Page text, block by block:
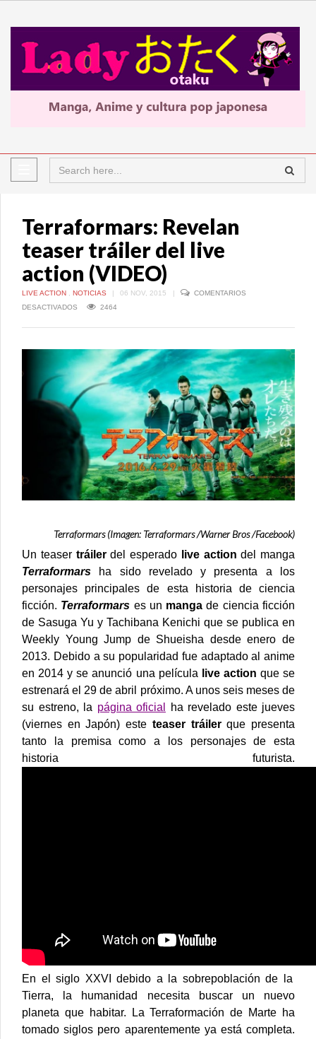
Terraformars: Revelan
teaser tráiler del live
action (VIDEO)
LIVE ACTION , NOTICIAS | 06 NOV, 2015 |
COMENTARIOS
DESACTIVADOS
DEL
LIVE
ACTION
(VIDEO)
2464
Terraformars (Imagen: Terraformars /Warner Bros /Facebook)
Un teaser tráilerdel esperado live action del manga
Terraformars ha sido revelado y presenta a los
personajes principales de esta historia de ciencia
ficción. Terraformars es un manga de ciencia ficción
de Sasuga Yu y Tachibana Kenichi que se publica en
Weekly Young Jump de Shueisha desde enero de
2013. Debido a su popularidad fue adaptado al anime
en 2014 y se anunció una película
live action que se
estrenará el 29 de abril próximo. A unos seis meses de
su estreno, la página oficial
ha revelado este jueves
(viernes en Japón) este teaser tráilerque presenta
tanto la premisa como a los personajes de esta
historia futurista.
En el siglo XXVI debido a la sobrepoblación de la
Tierra, la humanidad necesita buscar un nuevo
planeta que habitar. La Terraformación de Marte ha
tomado siglos pero aparentemente ya está completa.